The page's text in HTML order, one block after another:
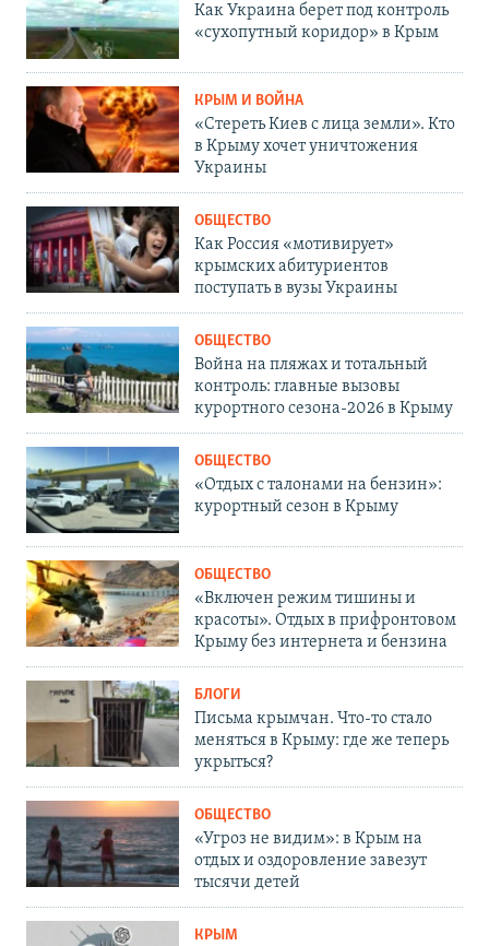
Как Украина берет под контроль
«сухопутный коридор» в Крым
КРЫМ И ВОЙНА
«Стереть Киев с лица земли». Кто
в Крыму хочет уничтожения
Украины
ОБЩЕСТВО
Как Россия «мотивирует»
крымских абитуриентов
поступать в вузы Украины
ОБЩЕСТВО
Война на пляжах и тотальный
контроль: главные вызовы
курортного сезона-2026 в Крыму
ОБЩЕСТВО
«Отдых с талонами на бензин»:
курортный сезон в Крыму
ОБЩЕСТВО
«Включен режим тишины и
красоты». Отдых в прифронтовом
Крыму без интернета и бензина
БЛОГИ
Письма крымчан. Что-то стало
меняться в Крыму: где же теперь
укрыться?
ОБЩЕСТВО
«Угроз не видим»: в Крым на
отдых и оздоровление завезут
тысячи детей
КРЫМ